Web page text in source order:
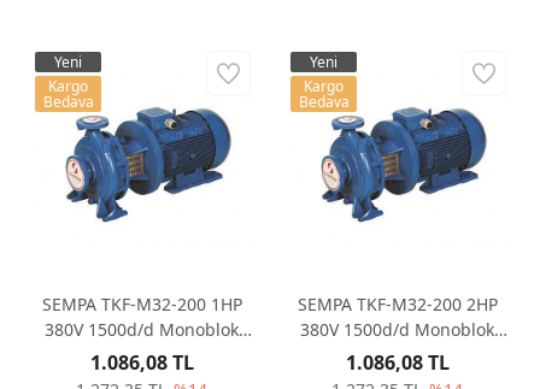
SEMPA TKF-M32-200 1HP
380V 1500d/d Monoblok
Santrifüj Pompa
1.086,08 TL
Yeni
Kargo
Bedava
SEMPA TKF-M32-200 2HP
380V 1500d/d Monoblok
Santrifüj Pompa
1.086,08 TL
Yeni
Kargo
Bedava